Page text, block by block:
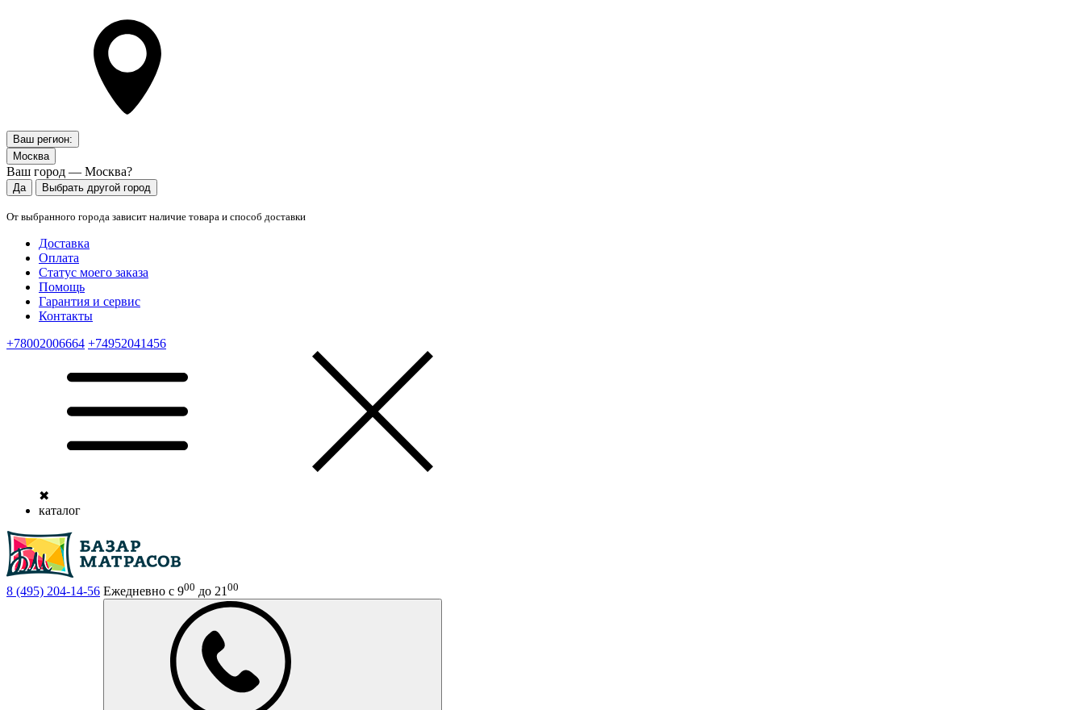
Ваш регион:
Москва
Ваш город — Москва?
Да Выбрать другой город
От выбранного города зависит наличие товара и способ доставки
Доставка
Оплата
Статус моего заказа
Помощь
Гарантия и сервис
Контакты
+78002006664 +74952041456
✖
каталог
8 (495) 204-14-56 Ежедневно с 900 до 21 00